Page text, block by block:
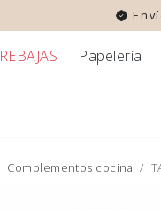
REBAJAS Papelería
Complementos cocina